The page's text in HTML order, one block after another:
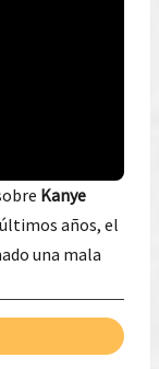
Kanye
años, el
una mala